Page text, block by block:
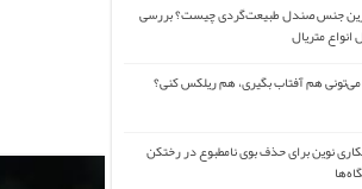
جنس صندل طبیعت‌گردی چیست؟ بررسی
انواع متریال
هم آفتاب بگیری، هم ریلکس کنی؟
نوین برای حذف بوی نامطبوع در رختکن